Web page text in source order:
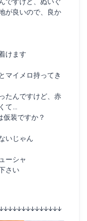
が良いので、良か
けます
マイメロ持ってき
たんですけど、赤
て…
装ですか？
いじゃん
ーシャ
さい